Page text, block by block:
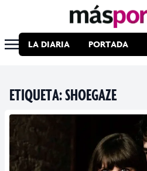
LA DIARIA PORTADA
ETIQUETA:SHOEGAZE